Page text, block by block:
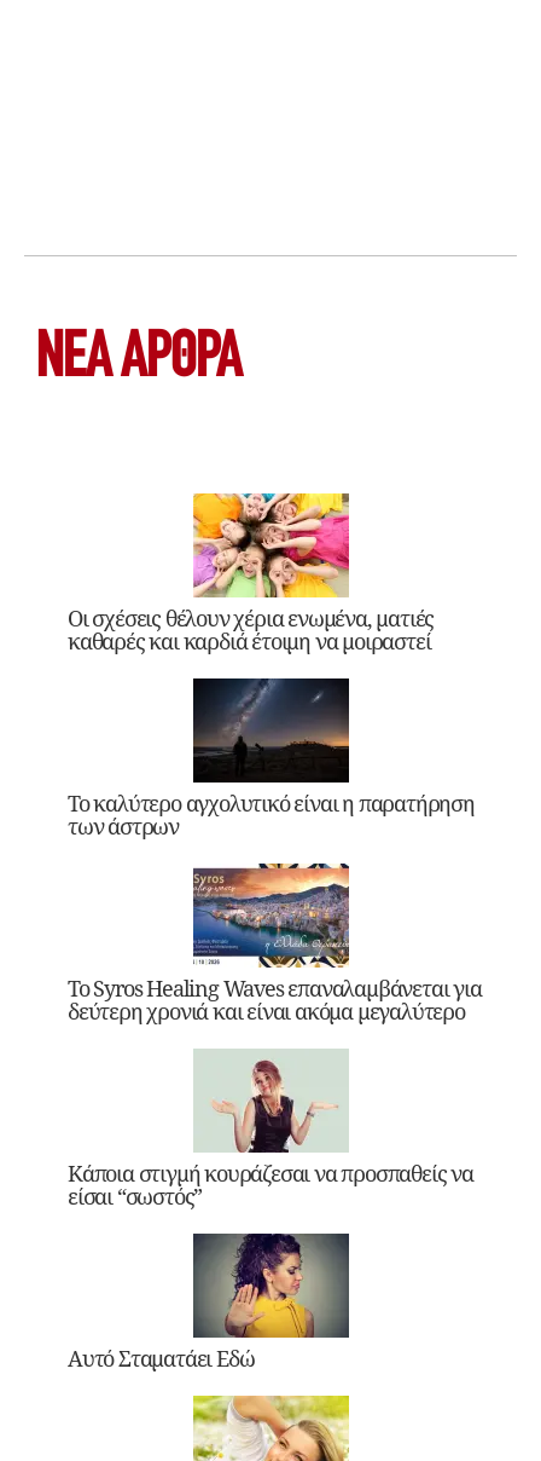
ΝΕΑ ΆΡΘΡΑ
Οι σχέσεις θέλουν χέρια ενωμένα, ματιές
καθαρές και καρδιά έτοιμη να μοιραστεί
Το καλύτερο αγχολυτικό είναι η παρατήρηση
των άστρων
Το Syros Healing Waves επαναλαμβάνεται για
δεύτερη χρονιά και είναι ακόμα μεγαλύτερο
Κάποια στιγμή κουράζεσαι να προσπαθείς να
είσαι “σωστός”
Αυτό Σταματάει Εδώ